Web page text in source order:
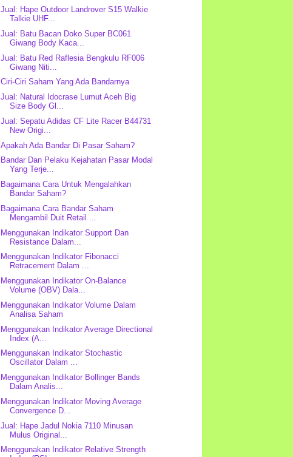
Jual: Hape Outdoor Landrover S15 Walkie
Talkie UHF...
Jual: Batu Bacan Doko Super BC061
Giwang Body Kaca...
Jual: Batu Red Raflesia Bengkulu RF006
Giwang Niti...
Ciri-Ciri Saham Yang Ada Bandarnya
Jual: Natural Idocrase Lumut Aceh Big
Size Body Gl...
Jual: Sepatu Adidas CF Lite Racer B44731
New Origi...
Apakah Ada Bandar Di Pasar Saham?
Bandar Dan Pelaku Kejahatan Pasar Modal
Yang Terje...
Bagaimana Cara Untuk Mengalahkan
Bandar Saham?
Bagaimana Cara Bandar Saham
Mengambil Duit Retail ...
Menggunakan Indikator Support Dan
Resistance Dalam...
Menggunakan Indikator Fibonacci
Retracement Dalam ...
Menggunakan Indikator On-Balance
Volume (OBV) Dala...
Menggunakan Indikator Volume Dalam
Analisa Saham
Menggunakan Indikator Average Directional
Index (A...
Menggunakan Indikator Stochastic
Oscillator Dalam ...
Menggunakan Indikator Bollinger Bands
Dalam Analis...
Menggunakan Indikator Moving Average
Convergence D...
Jual: Hape Jadul Nokia 7110 Minusan
Mulus Original...
Menggunakan Indikator Relative Strength